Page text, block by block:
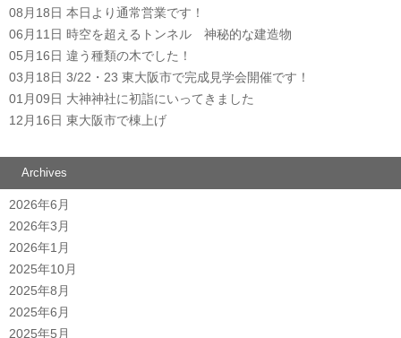
08月18日 本日より通常営業です！
06月11日 時空を超えるトンネル 神秘的な建造物
05月16日 違う種類の木でした！
03月18日 3/22・23 東大阪市で完成見学会開催です！
01月09日 大神神社に初詣にいってきました
12月16日 東大阪市で棟上げ
Archives
2026年6月
2026年3月
2026年1月
2025年10月
2025年8月
2025年6月
2025年5月